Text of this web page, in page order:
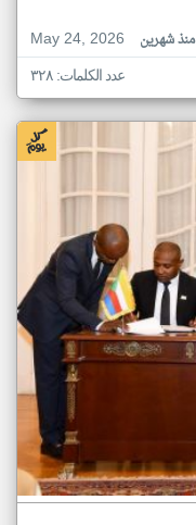
May 24, 2026
منذ شهرين
عدد الكلمات: ٣٢٨